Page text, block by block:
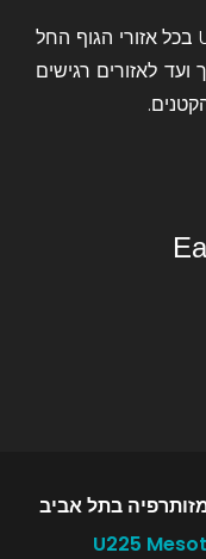
תכונות אלו מאפשרות שימוש ב-U225 בכל אזורי הגוף החל
לאזורים רגישים
בתל אביב
U225